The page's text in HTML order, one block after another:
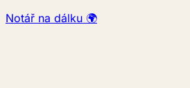
Notář na dálku 🌍